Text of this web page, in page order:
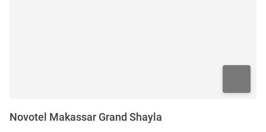
Novotel Makassar Grand Shayla